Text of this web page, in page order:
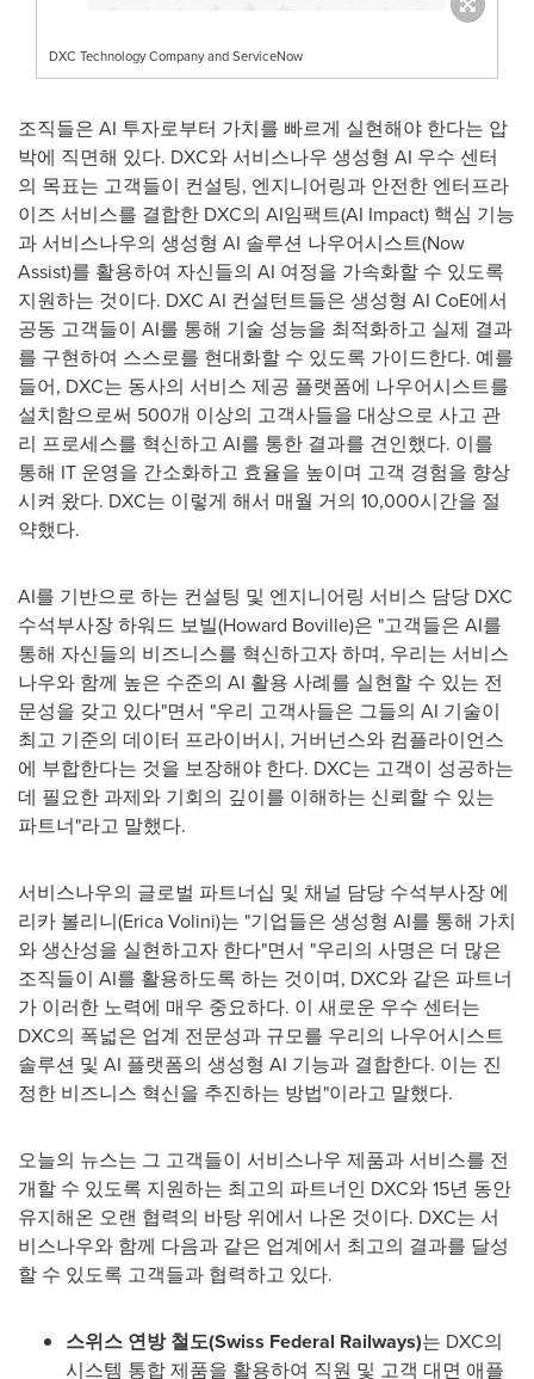
DXC Technology Company and ServiceNow
조직들은 AI 투자로부터 가치를 빠르게 실현해야 한다는 압
박에 직면해 있다. DXC와 서비스나우 생성형 AI 우수 센터
의 목표는 고객들이 컨설팅, 엔지니어링과 안전한 엔터프라
이즈 서비스를 결합한 DXC의 AI임팩트(AI Impact) 핵심 기능
과 서비스나우의 생성형 AI 솔루션 나우어시스트(Now
Assist)를 활용하여 자신들의 AI 여정을 가속화할 수 있도록
지원하는 것이다. DXC AI 컨설턴트들은 생성형 AI CoE에서
공동 고객들이 AI를 통해 기술 성능을 최적화하고 실제 결과
를 구현하여 스스로를 현대화할 수 있도록 가이드한다. 예를
들어, DXC는 동사의 서비스 제공 플랫폼에 나우어시스트를
설치함으로써 500개 이상의 고객사들을 대상으로 사고 관
리 프로세스를 혁신하고 AI를 통한 결과를 견인했다. 이를
통해 IT 운영을 간소화하고 효율을 높이며 고객 경험을 향상
시켜 왔다. DXC는 이렇게 해서 매월 거의 10,000시간을 절
약했다.
AI를 기반으로 하는 컨설팅 및 엔지니어링 서비스 담당 DXC
수석부사장 하워드 보빌(Howard Boville)은 "고객들은 AI를
통해 자신들의 비즈니스를 혁신하고자 하며, 우리는 서비스
나우와 함께 높은 수준의 AI 활용 사례를 실현할 수 있는 전
문성을 갖고 있다"면서 "우리 고객사들은 그들의 AI 기술이
최고 기준의 데이터 프라이버시, 거버넌스와 컴플라이언스
에 부합한다는 것을 보장해야 한다. DXC는 고객이 성공하는
데 필요한 과제와 기회의 깊이를 이해하는 신뢰할 수 있는
파트너"라고 말했다.
서비스나우의 글로벌 파트너십 및 채널 담당 수석부사장 에
리카 볼리니(Erica Volini)는 "기업들은 생성형 AI를 통해 가치
와 생산성을 실현하고자 한다"면서 "우리의 사명은 더 많은
조직들이 AI를 활용하도록 하는 것이며, DXC와 같은 파트너
가 이러한 노력에 매우 중요하다. 이 새로운 우수 센터는
DXC의 폭넓은 업계 전문성과 규모를 우리의 나우어시스트
솔루션 및 AI 플랫폼의 생성형 AI 기능과 결합한다. 이는 진
정한 비즈니스 혁신을 추진하는 방법"이라고 말했다.
오늘의 뉴스는 그 고객들이 서비스나우 제품과 서비스를 전
개할 수 있도록 지원하는 최고의 파트너인 DXC와 15년 동안
유지해온 오랜 협력의 바탕 위에서 나온 것이다. DXC는 서
비스나우와 함께 다음과 같은 업계에서 최고의 결과를 달성
할 수 있도록 고객들과 협력하고 있다.
스위스 연방 철도(Swiss Federal Railways)는 DXC의
시스템 통합 제품을 활용하여 직원 및 고객 대면 애플